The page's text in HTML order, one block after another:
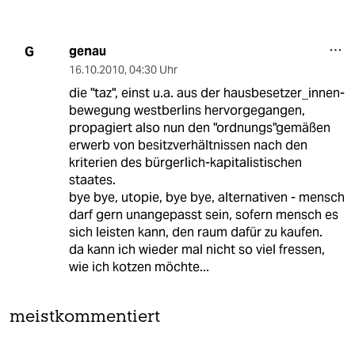
G genau
16.10.2010, 04:30 Uhr
die "taz", einst u.a. aus der hausbesetzer_innen-
bewegung westberlins hervorgegangen,
propagiert also nun den "ordnungs"gemäßen
erwerb von besitzverhältnissen nach den
kriterien des bürgerlich-kapitalistischen
staates.
bye bye, utopie, bye bye, alternativen - mensch
darf gern unangepasst sein, sofern mensch es
sich leisten kann, den raum dafür zu kaufen.
da kann ich wieder mal nicht so viel fressen,
wie ich kotzen möchte...
meistkommentiert